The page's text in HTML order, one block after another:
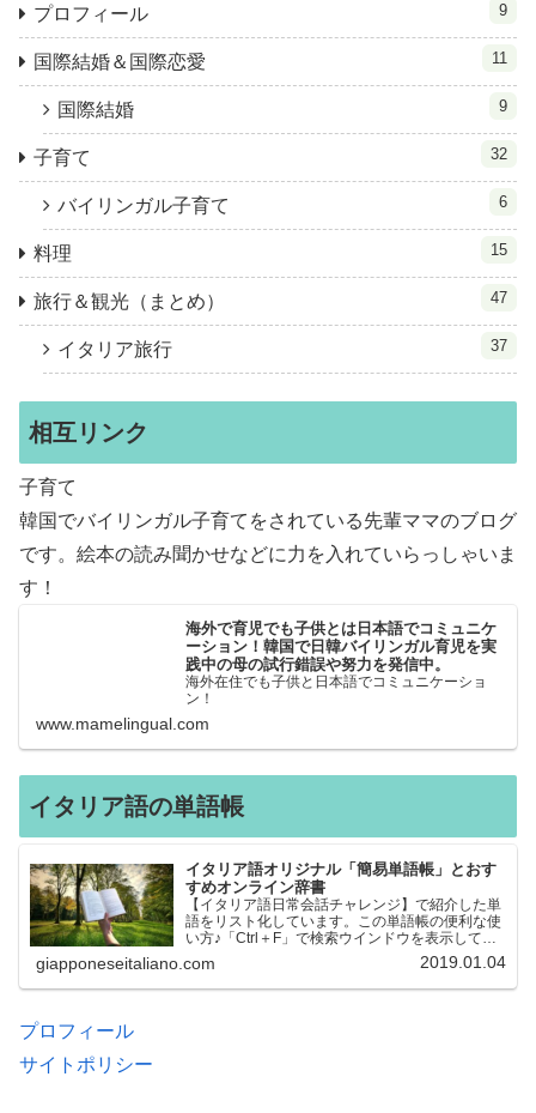
プロフィール 9
国際結婚＆国際恋愛 11
国際結婚 9
子育て 32
バイリンガル子育て 6
料理 15
旅行＆観光（まとめ） 47
イタリア旅行 37
相互リンク
子育て
韓国でバイリンガル子育てをされている先輩ママのブログ
です。絵本の読み聞かせなどに力を入れていらっしゃいま
す！
海外で育児でも子供とは日本語でコミュニケ
ーション！韓国で日韓バイリンガル育児を実
践中の母の試行錯誤や努力を発信中。
海外在住でも子供と日本語でコミュニケーショ
ン！
www.mamelingual.com
イタリア語の単語帳
イタリア語オリジナル「簡易単語帳」とおす
すめオンライン辞書
【イタリア語日常会話チャレンジ】で紹介した単
語をリスト化しています。この単語帳の便利な使
い方♪「Ctrl＋F」で検索ウインドウを表示して、
知りたい単語を探すことができます。イタリア語
→日本語、日本語→イタリア語 どちらでも検索
できるので、良…
giapponeseitaliano.com 2019.01.04
プロフィール
サイトポリシー